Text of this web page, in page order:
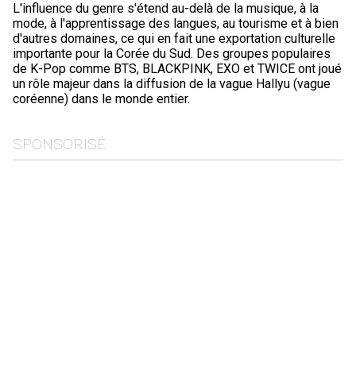
L'influence du genre s'étend au-delà de la musique, à la
mode, à l'apprentissage des langues, au tourisme et à bien
d'autres domaines, ce qui en fait une exportation culturelle
importante pour la Corée du Sud. Des groupes populaires
de K-Pop comme BTS, BLACKPINK, EXO et TWICE ont joué
un rôle majeur dans la diffusion de la vague Hallyu (vague
coréenne) dans le monde entier.
SPONSORISÉ